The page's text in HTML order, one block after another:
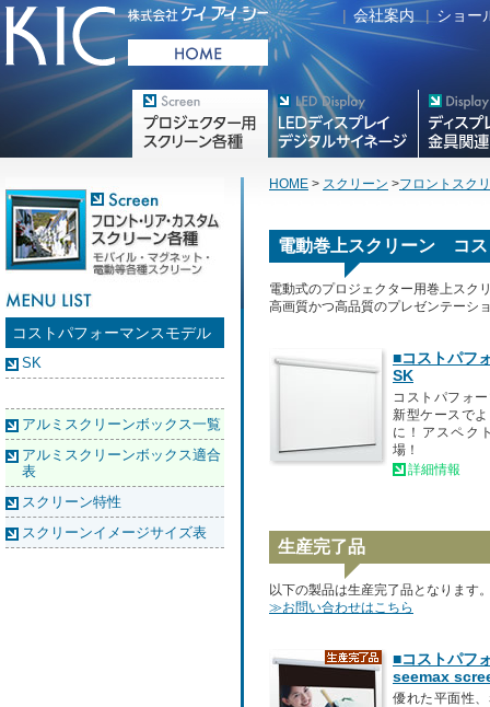
| 会社案内 | ショー
コストパフォーマンスモデル
SK
アルミスクリーンボックス一覧
アルミスクリーンボックス適合
表
スクリーン特性
スクリーンイメージサイズ表
HOME > スクリーン >フロントスク
電動巻上スクリーン コス
電動式のプロジェクター用巻上スク
高画質かつ高品質のプレゼンテーシ
■コストパフ
SK
コストパフォ
新型ケースで
に！アスペク
場！
詳細情報
生産完了品
以下の製品は生産完了品となります
≫お問い合わせはこちら
■コストパフ
seemax
優れた平面性